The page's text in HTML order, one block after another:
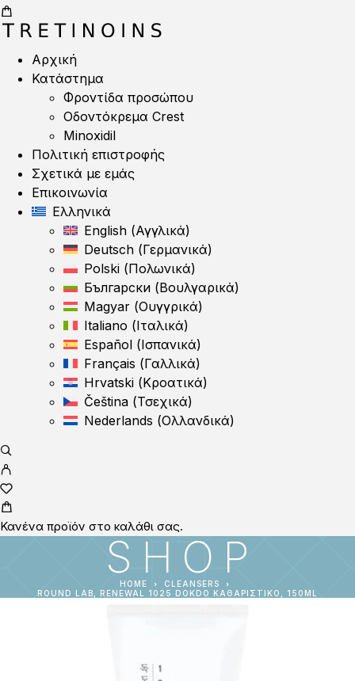
Αρχική
Κατάστημα
Φροντίδα προσώπου
Οδοντόκρεμα Crest
Minoxidil
Πολιτική επιστροφής
Σχετικά με εμάς
Επικοινωνία
Ελληνικά
English (Αγγλικά)
Deutsch (Γερμανικά)
Polski (Πολωνικά)
Български (Βουλγαρικά)
Magyar (Ουγγρικά)
Italiano (Ιταλικά)
Español (Ισπανικά)
Français (Γαλλικά)
Hrvatski (Κροατικά)
Čeština (Τσεχικά)
Nederlands (Ολλανδικά)
Κανένα προϊόν στο καλάθι σας.
SHOP
HOME
CLEANSERS
ROUND LAB, RENEWAL 1025 DOKDO ΚΑΘΑΡΙΣΤΙΚΌ, 150ML